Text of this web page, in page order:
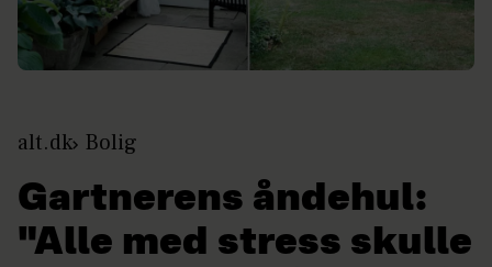
alt.dk Bolig
Gartnerens åndehul:
"Alle med stress skulle